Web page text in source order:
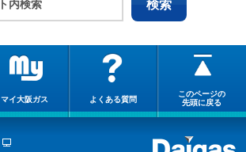
マイ大阪ガス よくある質問
このページの
先頭に戻る